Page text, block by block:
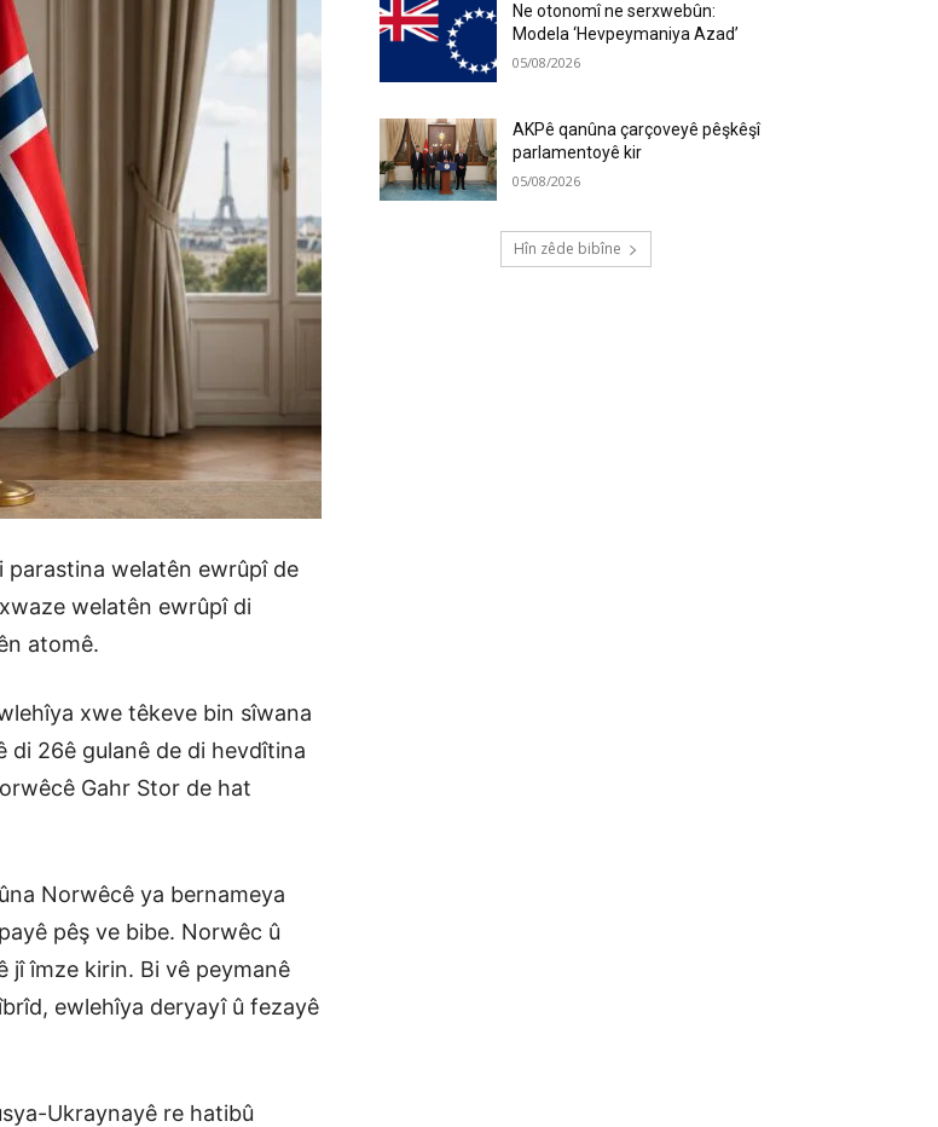
parastina welatên ewrûpî de
welatên ewrûpî di
atomê.
xwe têkeve bin sîwana
di 26ê gulanê de di hevdîtina
Gahr Stor de hat
Norwêcê ya bernameya
pêş ve bibe. Norwêc û
jî îmze kirin. Bi vê peymanê
ewlehîya deryayî û fezayê
Ukraynayê re hatibû
Ne otonomî ne serxwebûn:
Modela ‘Hevpeymaniya Azad’
05/08/2026
AKPê qanûna çarçoveyê pêşkêşî
parlamentoyê kir
05/08/2026
Hîn zêde bibîne